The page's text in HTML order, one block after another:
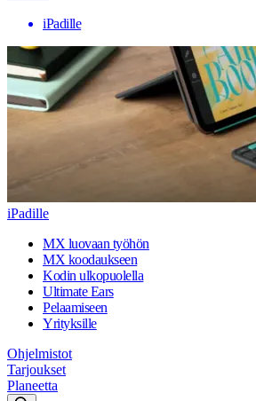
iPadille
iPadille
MX luovaan työhön
MX koodaukseen
Kodin ulkopuolella
Ultimate Ears
Pelaamiseen
Yrityksille
Ohjelmistot
Tarjoukset
Planeetta